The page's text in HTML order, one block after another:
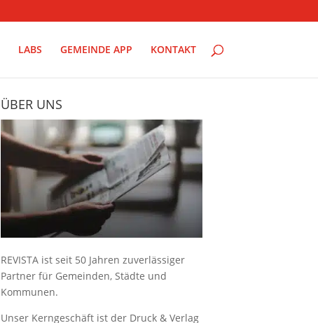
LABS GEMEINDE APP KONTAKT
ÜBER UNS
REVISTA ist seit 50 Jahren zuverlässiger
Partner für Gemeinden, Städte und
Kommunen.
Unser Kerngeschäft ist der Druck & Verlag